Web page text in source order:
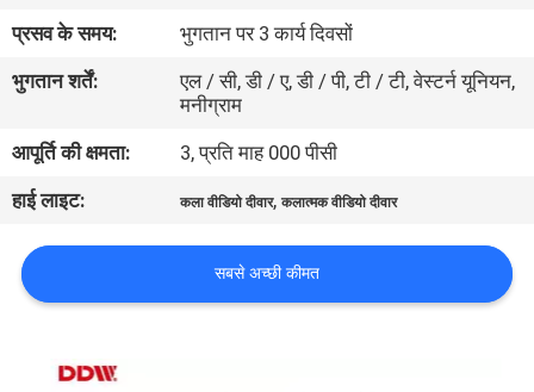
संपर्क
करें
समाचार
एक
उद्धरण
विनती
प्रसव के समय:
भुगतान पर 3 कार्य दिवसों
भुगतान शर्तें:
एल / सी, डी / ए, डी / पी, टी / टी, वेस्टर्न यूनियन,
मनीग्राम
आपूर्ति की क्षमता:
3, प्रति माह 000 पीसी
हाई लाइट:
कला वीडियो दीवार,कलात्मक वीडियो दीवार
सबसे अच्छी कीमत